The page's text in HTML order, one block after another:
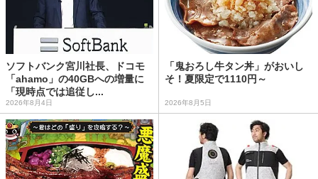
ソフトバンク宮川社長、ドコモ
「ahamo」の40GBへの増量に
「現時点では追従し...
2026年8月4日
「鬼おろし牛タン丼」がおいし
そ！夏限定で1110円～
2026年8月5日